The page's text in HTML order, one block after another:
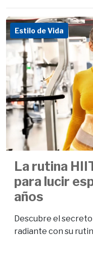
Estilo de Vida
La rutina
para lucir
años
Descubre el
radiante con su